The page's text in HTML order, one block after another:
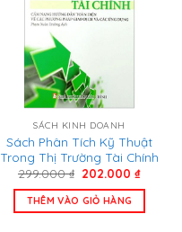
SÁCH KINH DOANH
Sách Phân Tích Kỹ Thuật
Trong Thị Trường Tài Chính
299.000₫ Giá
là:
299.000 ₫.
202.000₫Giá
tại
THÊM VÀO GIỎ HÀNG